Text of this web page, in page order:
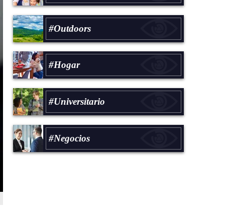
#Outdoors
#Hogar
#Universitario
#Negocios